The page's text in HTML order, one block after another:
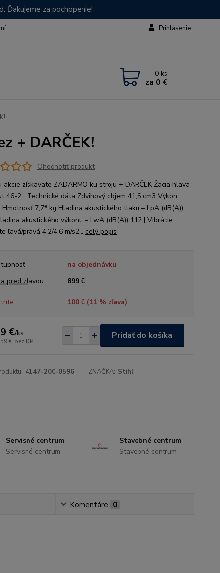
Ďakujeme za pochopenie!
Prihlásenie
0 ks
za 0 €
+ DARČEK!
Ohodnotiť produkt
akcie získavate ZADARMO ku stroju + DARČEK Žacia hlava
46-2 Technické dáta Zdvihový objem 41,6 cm3 Výkon
Hmotnosť 7,7* kg Hladina akustického tlaku – LpA (dB(A))
akustického výkonu – LwA (dB(A)) 112 | Vibrácie
ľavá/pravá 4,2/4,6 m/s2... celý popis
na objednávku
pred zľavou
899 €
100 € (11% zľava)
€/ks
€ bez DPH
Pridať do košíka
4147-200-0596 ZNAČKA: Stihl
Servisné centrum
Servisné centrum
Stavebné centrum
Stavebné centrum
Komentáre 0